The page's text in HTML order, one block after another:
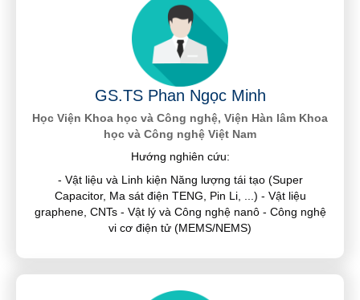
GS.TS Phan Ngọc Minh
Học Viện Khoa học và Công nghệ, Viện Hàn lâm Khoa
học và Công nghệ Việt Nam
Hướng nghiên cứu:
- Vật liệu và Linh kiện Năng lượng tái tạo (Super
Capacitor, Ma sát điện TENG, Pin Li, ...) - Vật liệu
graphene, CNTs - Vật lý và Công nghệ nanô - Công nghệ
vi cơ điện tử (MEMS/NEMS)